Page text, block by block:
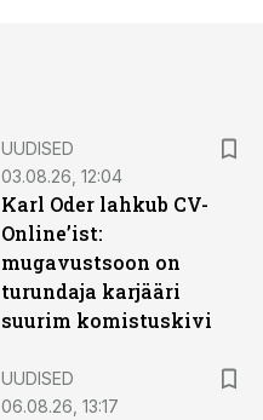
UUDISED
03.08.26, 12:04
Karl Oder lahkub CV-
Online’ist:
mugavustsoon on
turundaja karjääri
suurim komistuskivi
UUDISED
06.08.26, 13:17